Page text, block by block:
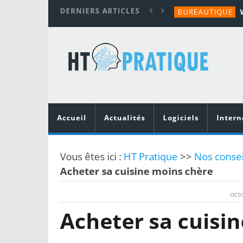
DERNIERS ARTICLES BUREAUTIQUE
TUTORIALS
MATÉRIEL
Accueil
Actualités Logiciels
Vous êtes ici : HT Pratique >> Nos
Acheter sa cuisine moins chère
Acheter sa